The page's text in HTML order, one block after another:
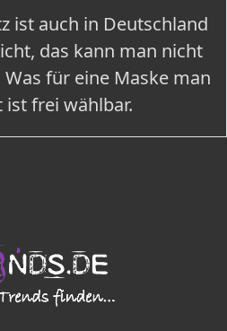
ist auch in Deutschland
das kann man nicht
für eine Maske man
ist frei wählbar.